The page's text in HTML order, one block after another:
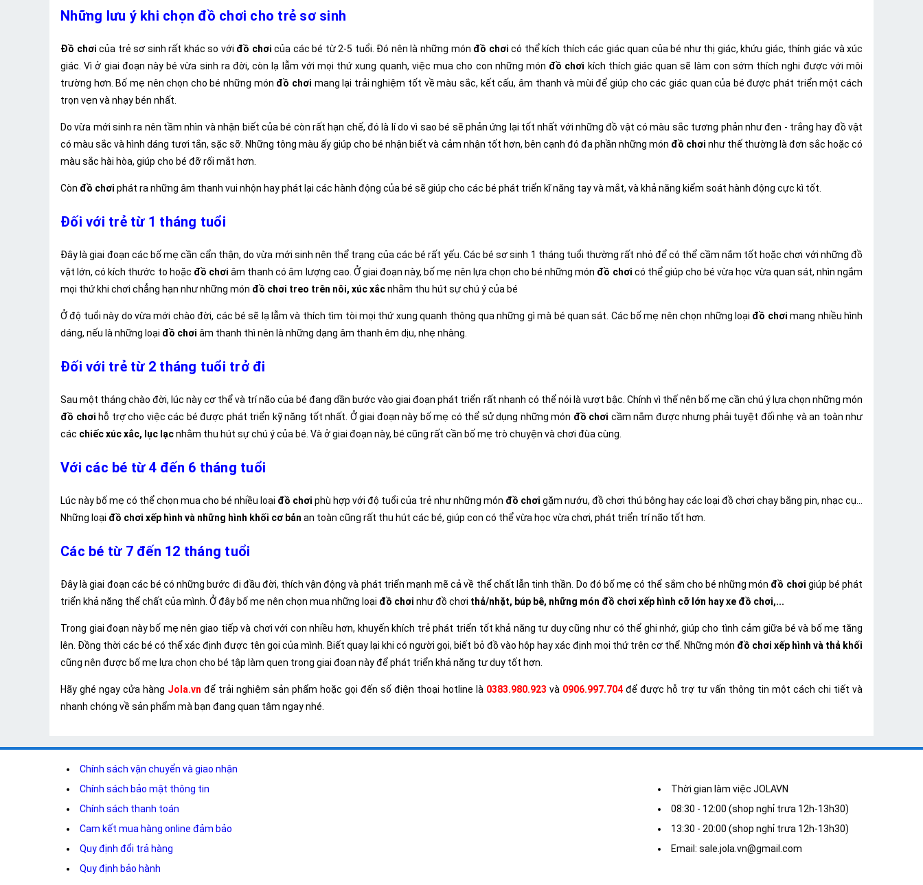
Những lưu ý khi chọn đồ chơi cho trẻ sơ sinh
Đồ chơi của trẻ sơ sinh rất khác so với đồ chơi của các bé từ 2-5 tuổi. Đó nên là những món đồ chơi có thể kích thích các giác quan của bé như thị giác, khứu giác, thính giác và xúc
giác. Vì ở giai đoạn này bé vừa sinh ra đời, còn lạ lẫm với mọi thứ xung quanh, việc mua cho con những món đồ chơi kích thích giác quan sẽ làm con sớm thích nghi được với môi
trường hơn. Bố mẹ nên chọn cho bé những món đồ chơi mang lại trải nghiệm tốt về màu sắc, kết cấu, âm thanh và mùi để giúp cho các giác quan của bé được phát triển một cách
trọn vẹn và nhạy bén nhất.
Do vừa mới sinh ra nên tầm nhìn và nhận biết của bé còn rất hạn chế, đó là lí do vì sao bé sẽ phản ứng lại tốt nhất với những đồ vật có màu sắc tương phản như đen - trắng hay đồ vật
có màu sắc và hình dáng tươi tắn, sặc sỡ. Những tông màu ấy giúp cho bé nhận biết và cảm nhận tốt hơn, bên cạnh đó đa phần những món đồ chơi như thế thường là đơn sắc hoặc có
màu sắc hài hòa, giúp cho bé đỡ rối mắt hơn.
Còn đồ chơi phát ra những âm thanh vui nhộn hay phát lại các hành động của bé sẽ giúp cho các bé phát triển kĩ năng tay và mắt, và khả năng kiểm soát hành động cực kì tốt.
Đối với trẻ từ 1 tháng tuổi
Đây là giai đoạn các bố mẹ cần cẩn thận, do vừa mới sinh nên thể trạng của các bé rất yếu. Các bé sơ sinh 1 tháng tuổi thường rất nhỏ để có thể cầm nắm tốt hoặc chơi với những đồ
vật lớn, có kích thước to hoặc đồ chơi âm thanh có âm lượng cao. Ở giai đoạn này, bố mẹ nên lựa chọn cho bé những món đồ chơi có thể giúp cho bé vừa học vừa quan sát, nhìn ngắm
mọi thứ khi chơi chẳng hạn như những món đồ chơi treo trên nôi, xúc xắcnhằm thu hút sự chú ý của bé
Ở độ tuổi này do vừa mới chào đời, các bé sẽ lạ lẫm và thích tìm tòi mọi thứ xung quanh thông qua những gì mà bé quan sát. Các bố mẹ nên chọn những loại đồ chơi mang nhiều hình
dáng, nếu là những loại đồ chơi âm thanh thì nên là những dạng âm thanh êm dịu, nhẹ nhàng.
Đối với trẻ từ 2 tháng tuổi trở đi
Sau một tháng chào đời, lúc này cơ thể và trí não của bé đang dần bước vào giai đoạn phát triển rất nhanh có thể nói là vượt bậc. Chính vì thế nên bố mẹ cần chú ý lựa chọn những món
đồ chơi hỗ trợ cho việc các bé được phát triển kỹ năng tốt nhất. Ở giai đoạn này bố mẹ có thể sử dụng những món đồ chơi cầm nắm được nhưng phải tuyệt đối nhẹ và an toàn như
các chiếc xúc xắc, lục lạcnhằm thu hút sự chú ý của bé. Và ở giai đoạn này, bé cũng rất cần bố mẹ trò chuyện và chơi đùa cùng.
Với các bé từ 4 đến 6 tháng tuổi
Lúc này bố mẹ có thể chọn mua cho bé nhiều loại đồ chơi phù hợp với độ tuổi của trẻ như những món đồ chơi gặm nướu, đồ chơi thú bông hay các loại đồ chơi chạy bằng pin, nhạc cụ...
Những loại đồ chơi xếp hình và những hình khối cơ bản an toàn cũng rất thu hút các bé, giúp con có thể vừa học vừa chơi, phát triển trí não tốt hơn.
Các bé từ 7 đến 12 tháng tuổi
Đây là giai đoạn các bé có những bước đi đầu đời, thích vận động và phát triển mạnh mẽ cả về thể chất lẫn tinh thần. Do đó bố mẹ có thể sắm cho bé những món đồ chơi giúp bé phát
triển khả năng thể chất của mình. Ở đây bố mẹ nên chọn mua những loại đồ chơi như đồ chơi thả/nhặt, búp bê, những món đồ chơi xếp hình cỡ lớn hay xe đồ chơi,...
Trong giai đoạn này bố mẹ nên giao tiếp và chơi với con nhiều hơn, khuyến khích trẻ phát triển tốt khả năng tư duy cũng như có thể ghi nhớ, giúp cho tình cảm giữa bé và bố mẹ tăng
lên. Đồng thời các bé có thể xác định được tên gọi của mình. Biết quay lại khi có người gọi, biết bỏ đồ vào hộp hay xác định mọi thứ trên cơ thể. Những món đồ chơi xếp hình và thả khối
cũng nên được bố mẹ lựa chọn cho bé tập làm quen trong giai đoạn này để phát triển khả năng tư duy tốt hơn.
Hãy ghé ngay cửa hàng Jola.vn để trải nghiệm sản phẩm hoặc gọi đến số điện thoại hotline là 0383.980.923 và 0906.997.704để được hỗ trợ tư vấn thông tin một cách chi tiết và
nhanh chóng về sản phẩm mà bạn đang quan tâm ngay nhé.
Chính sách vận chuyển và giao nhận
Chính sách bảo mật thông tin
Chính sách thanh toán
Cam kết mua hàng online đảm bảo
Quy định đổi trả hàng
Quy định bảo hành
Thời gian làm việc JOLAVN
08:30 - 12:00 (shop nghỉ trưa 12h-13h30)
13:30 - 20:00 (shop nghỉ trưa 12h-13h30)
Email: sale.jola.vn@gmail.com